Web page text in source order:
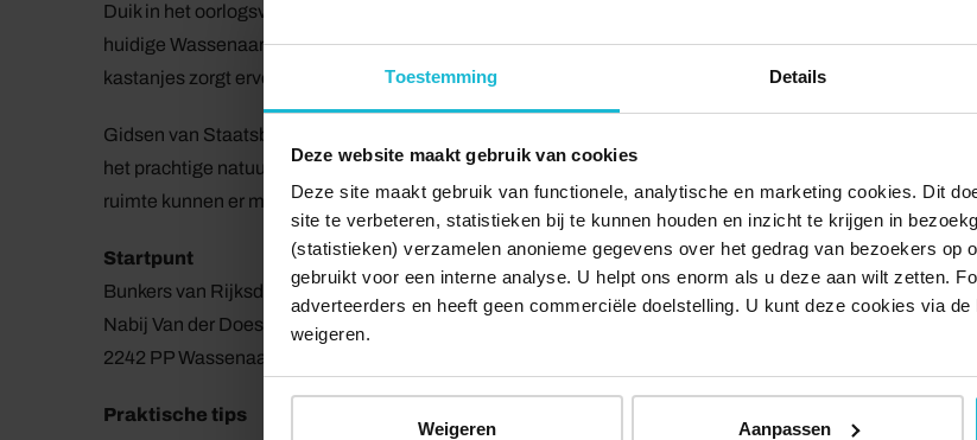
Toestemming Details
Deze website maakt gebruik van cookies
Deze site maakt gebruik van functionele, analytische en marketing cookies. Dit
site te verbeteren, statistieken bij te kunnen houden en inzicht te krijgen in
(statistieken) verzamelen anonieme gegevens over het gedrag van bezoekers op
gebruikt voor een interne analyse. U helpt ons enorm als u deze aan wilt zetten.
adverteerders en heeft geen commerciële doelstelling. U kunt deze cookies via
weigeren.
Weigeren Aanpassen
Duik in het oorlogsverleden van de Atlantikwall op het oude landgoed. Verscholen tussen de villa’s van
huidige Wassenaarse wijk ligt het bunkercomplex. Het bladerdek van de majestueuze eiken, beuken en
kastanjes zorgt ervoor dat de bebouwing vanuit de lucht nauwelijks zichtbaar was.
Gidsen van Staatsbosbeheer verzorgen hier rondleidingen (van juni t/m oktober) door het complex en
het prachtige natuurgebied. De rondleiding start om 11.00 uur en duurt ongeveer 1,5 uur. Vanwege de
ruimte kunnen er maar 15 mensen mee met een rondleiding. Boek je tickets dus op tijd.
Startpunt
Bunkers van Rijksdorp
Nabij Van der Doeslaan 3
2242 PP Wassenaar
Praktische tips